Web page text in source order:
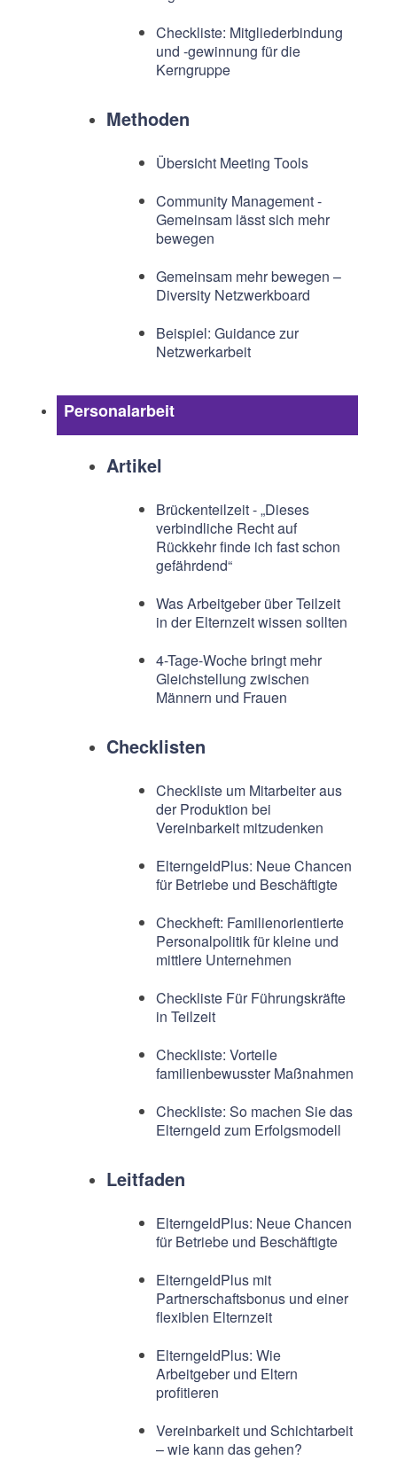
Checkliste: Mitgliederbindung
und -gewinnung für die
Kerngruppe
Methoden
Übersicht Meeting Tools
Community Management -
Gemeinsam lässt sich mehr
bewegen
Gemeinsam mehr bewegen –
Diversity Netzwerkboard
Beispiel: Guidance zur
Netzwerkarbeit
Personalarbeit
Artikel
Brückenteilzeit - „Dieses
verbindliche Recht auf
Rückkehr finde ich fast schon
gefährdend“
Was Arbeitgeber über Teilzeit
in der Elternzeit wissen sollten
4-Tage-Woche bringt mehr
Gleichstellung zwischen
Männern und Frauen
Checklisten
Checkliste um Mitarbeiter aus
der Produktion bei
Vereinbarkeit mitzudenken
ElterngeldPlus: Neue Chancen
für Betriebe und Beschäftigte
Checkheft: Familienorientierte
Personalpolitik für kleine und
mittlere Unternehmen
Checkliste Für Führungskräfte
in Teilzeit
Checkliste: Vorteile
familienbewusster Maßnahmen
Checkliste: So machen Sie das
Elterngeld zum Erfolgsmodell
Leitfaden
ElterngeldPlus: Neue Chancen
für Betriebe und Beschäftigte
ElterngeldPlus mit
Partnerschaftsbonus und einer
flexiblen Elternzeit
ElterngeldPlus: Wie
Arbeitgeber und Eltern
profitieren
Vereinbarkeit und Schichtarbeit
– wie kann das gehen?